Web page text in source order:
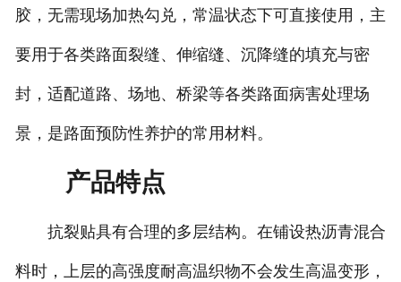
胶，无需现场加热勾兑，常温状态下可直接使用，主
要用于各类路面裂缝、伸缩缝、沉降缝的填充与密
封，适配道路、场地、桥梁等各类路面病害处理场
景，是路面预防性养护的常用材料。
产品特点
抗裂贴具有合理的多层结构。在铺设热沥青混合
料时，上层的高强度耐高温织物不会发生高温变形，